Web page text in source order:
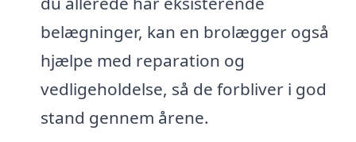
belægninger, kan en brolægger også
hjælpe med reparation og
vedligeholdelse, så de forbliver i god
stand gennem årene.